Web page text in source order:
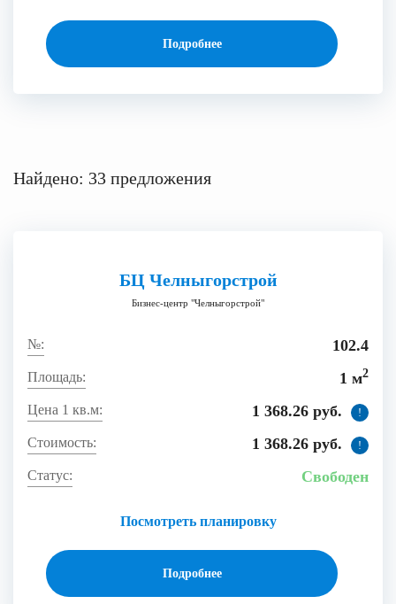
Подробнее
Найдено: 33 предложения
БЦ Челныгорстрой
Бизнес-центр "Челныгорстрой"
102.4
1 м2
1 368.26 руб. !
1 368.26 руб. !
Посмотреть планировку
Свободен
Подробнее